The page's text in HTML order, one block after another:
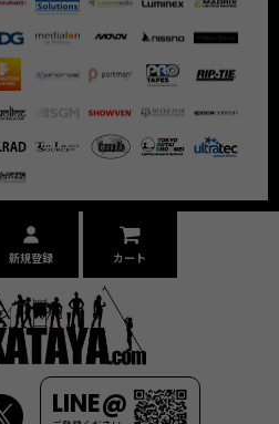
LINE@
新規登録 カート